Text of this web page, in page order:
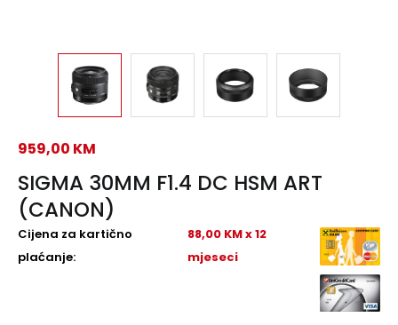
SIGMA 30MM F1.4 DC HSM ART
(CANON)
959,00 KM
Cijena za kartično
plaćanje:
88,00 KM x 12
mjeseci